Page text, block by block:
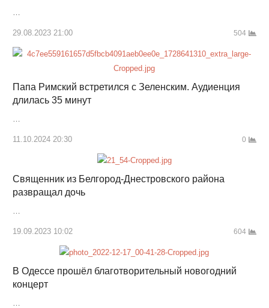
…
29.08.2023 21:00 504
Папа Римский встретился с Зеленским. Аудиенция
длилась 35 минут
…
11.10.2024 20:30 0
Священник из Белгород-Днестровского района
развращал дочь
…
19.09.2023 10:02 604
В Одессе прошёл благотворительный новогодний
концерт